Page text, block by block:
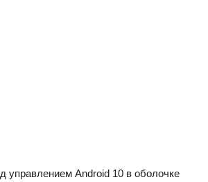
управлением Android 10 в оболочке